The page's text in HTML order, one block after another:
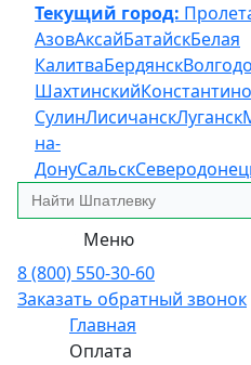
Текущий город:
АзовАксайБатайскБелая
КалитваБердянск
Шахтинский
СулинЛисичанскЛуганск
на-
ДонуСальск
Меню
8 (800) 550-30-60
Заказать обратный звонок
Главная
Оплата